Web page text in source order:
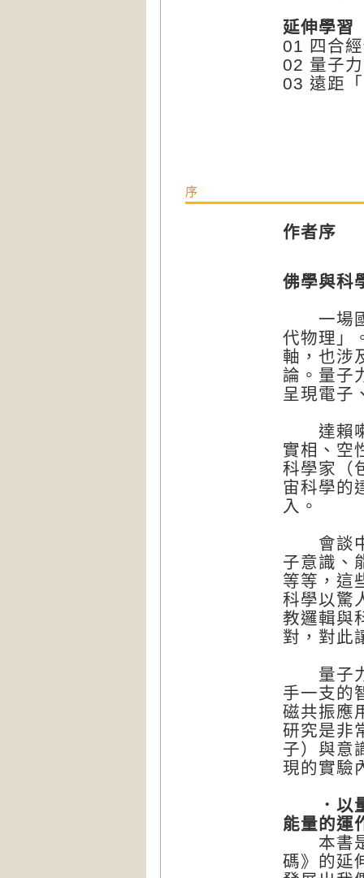
延伸學習
01 四合
02 量子
03 遠距
序
作者序
佛學與科
一場國
代物理」
軸，也涉
論。量子
呈現電子
達賴喇
實相、空
科學家（
宙科學的
入。
會談中
子意識、
等等，這
科學以驚
教邏輯與
對，對此
量子力
手一支的
磁共振應
研究是非
子）與意
現的實驗
．以量
能量的運
本書是
碼》的延